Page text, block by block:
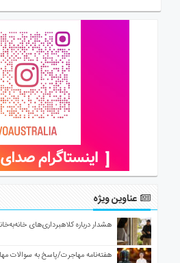
عناوین ویژه
هشدار درباره کلاهبرداری‌های
هفته‌نامه مهاجرت/پاسخ به سوالات مهاجرتی